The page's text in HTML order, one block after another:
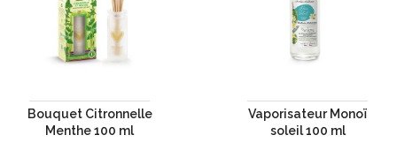
Bouquet Citronnelle
Menthe 100 ml
Vaporisateur Monoï
soleil 100 ml